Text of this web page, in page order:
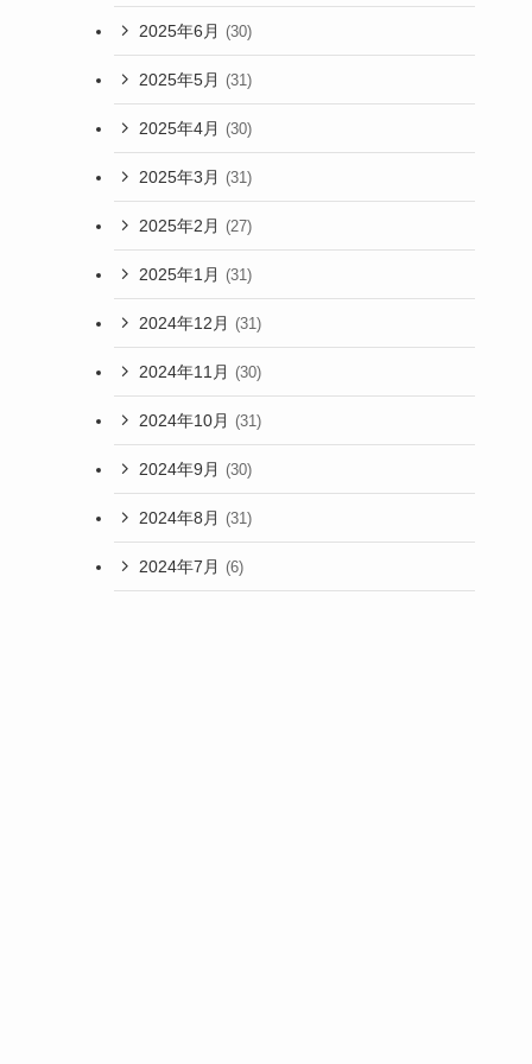
2025年6月 (30)
2025年5月 (31)
2025年4月 (30)
2025年3月 (31)
2025年2月 (27)
2025年1月 (31)
2024年12月 (31)
2024年11月 (30)
2024年10月 (31)
2024年9月 (30)
2024年8月 (31)
2024年7月 (6)